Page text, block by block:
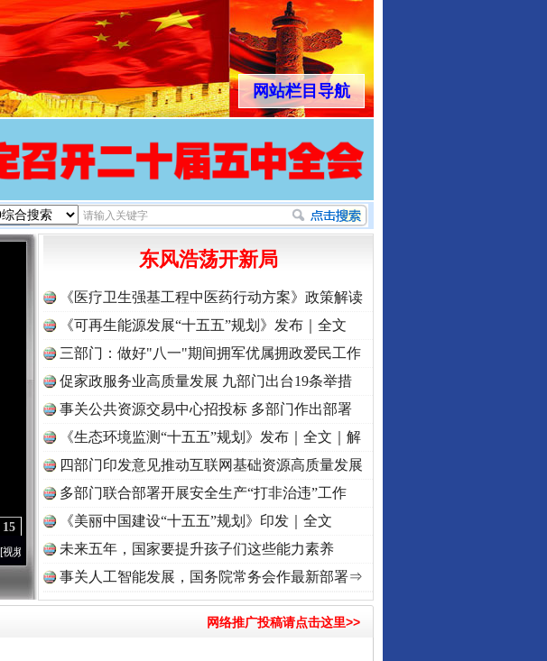
网站栏目导航
15
奋进复兴征程丨“转折之城”激荡..·[视频]牢记初心使命 奋进复兴征程丨红船起航处 潮起..
东风浩荡开新局
《医疗卫生强基工程中医药行动方案》政策解读
《可再生能源发展“十五五”规划》发布｜全文
三部门：做好"八一"期间拥军优属拥政爱民工作
促家政服务业高质量发展 九部门出台19条举措
事关公共资源交易中心招投标 多部门作出部署
《生态环境监测“十五五”规划》发布｜全文｜解
读
四部门印发意见推动互联网基础资源高质量发展
多部门联合部署开展安全生产“打非治违”工作
《美丽中国建设“十五五”规划》印发｜全文
未来五年，国家要提升孩子们这些能力素养
事关人工智能发展，国务院常务会作最新部署⇒
网络推广投稿请点击这里>>